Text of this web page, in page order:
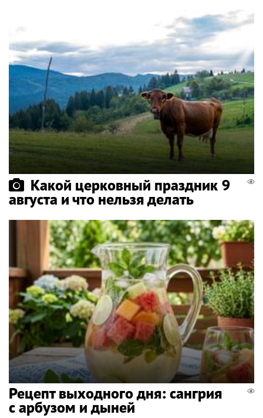
Какой церковный праздник 9
августа и что нельзя делать
Рецепт выходного дня: сангрия
с арбузом и дыней